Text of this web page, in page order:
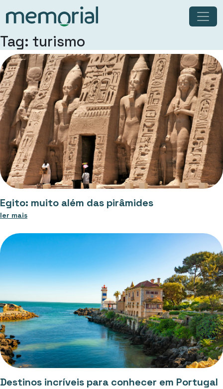
Tag: turismo
Egito: muito além das pirâmides
ler mais
Destinos incríveis para conhecer em Portugal